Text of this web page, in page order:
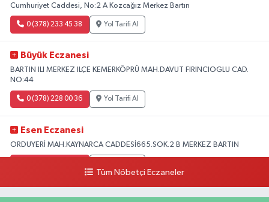
Cumhuriyet Caddesi, No:2 A Kozcağız Merkez Bartın
0 (378) 233 45 38 Yol Tarifi Al
Büyük Eczanesi
BARTIN ILI MERKEZ ILÇE KEMERKÖPRÜ MAH.DAVUT FIRINCIOGLU CAD.
NO:44
0 (378) 228 00 36 Yol Tarifi Al
Esen Eczanesi
ORDUYERİ MAH.KAYNARCA CADDESİ665.SOK.2 B MERKEZ BARTIN
Tüm Nöbetçi Eczaneler